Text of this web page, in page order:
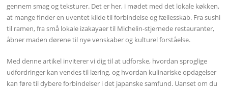
gennem smag og teksturer. Det er her, i mødet med det lokale køkken,
at mange finder en uventet kilde til forbindelse og fællesskab. Fra sushi
til ramen, fra små lokale izakayaer til Michelin-stjernede restauranter,
åbner maden dørene til nye venskaber og kulturel forståelse.
Med denne artikel inviterer vi dig til at udforske, hvordan sproglige
udfordringer kan vendes til læring, og hvordan kulinariske opdagelser
kan føre til dybere forbindelser i det japanske samfund. Uanset om du